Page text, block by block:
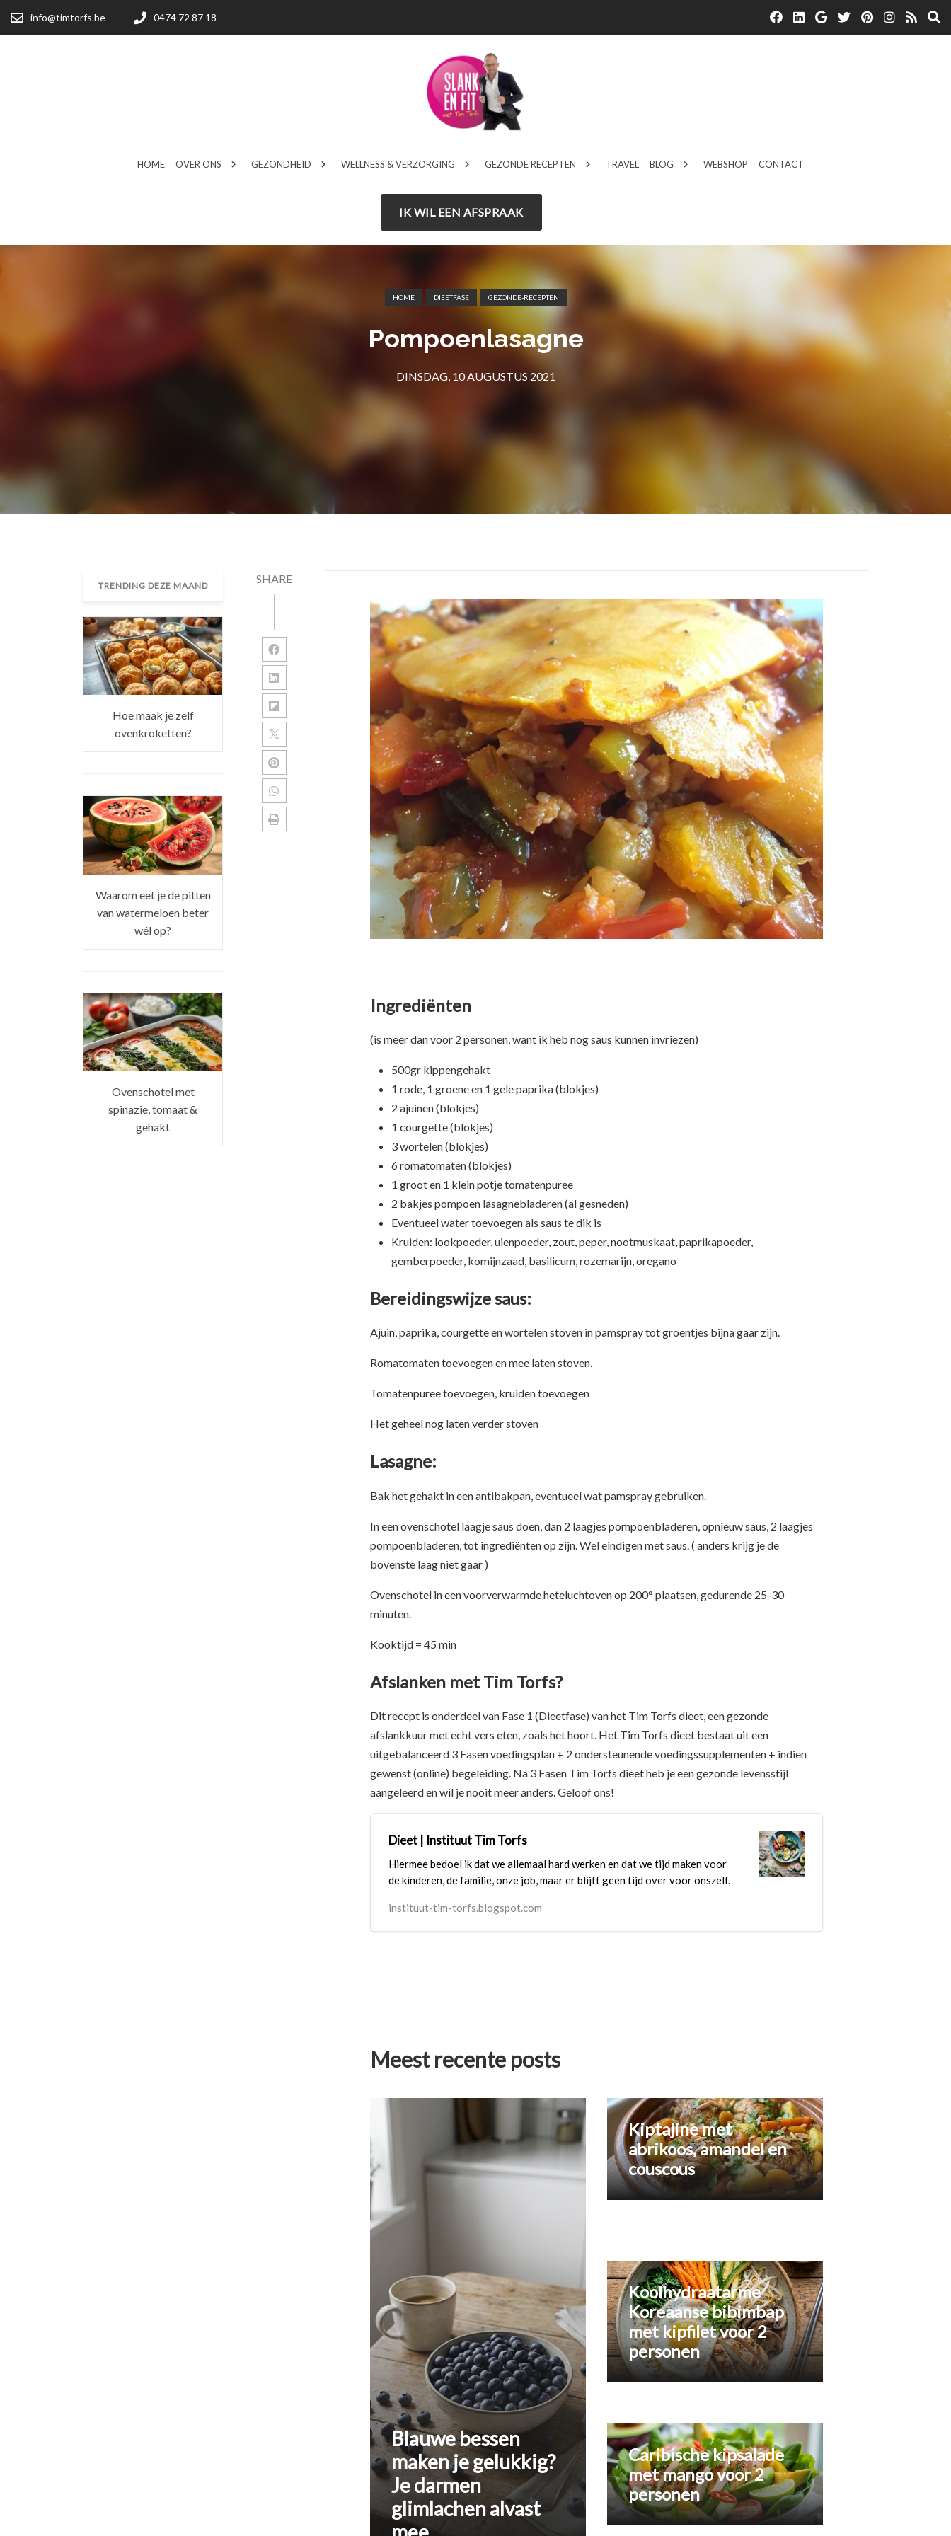
info@timtorfs.be 0474 72 87 18
HOME OVER ONS GEZONDHEID WELLNESS & VERZORGING GEZONDE RECEPTEN TRAVEL BLOG WEBSHOP CONTACT
IK WIL EEN AFSPRAAK
HOME DIEETFASE GEZONDE-RECEPTEN
Pompoenlasagne
DINSDAG, 10 AUGUSTUS 2021
SHARE
Ingrediënten
(is meer dan voor 2 personen, want ik heb nog saus kunnen invriezen)
500gr kippengehakt
1 rode, 1 groene en 1 gele paprika (blokjes)
2 ajuinen (blokjes)
1 courgette (blokjes)
3 wortelen (blokjes)
6 romatomaten (blokjes)
1 groot en 1 klein potje tomatenpuree
2 bakjes pompoen lasagnebladeren (al gesneden)
Eventueel water toevoegen als saus te dik is
Kruiden: lookpoeder, uienpoeder, zout, peper, nootmuskaat, paprikapoeder,
gemberpoeder, komijnzaad, basilicum, rozemarijn, oregano
Bereidingswijze saus:
Ajuin, paprika, courgette en wortelen stoven in pamspray tot groentjes bijna gaar zijn.
Romatomaten toevoegen en mee laten stoven.
Tomatenpuree toevoegen, kruiden toevoegen
Het geheel nog laten verder stoven
Lasagne:
Bak het gehakt in een antibakpan, eventueel wat pamspray gebruiken.
In een ovenschotel laagje saus doen, dan 2 laagjes pompoenbladeren, opnieuw saus, 2 laagjes
pompoenbladeren, tot ingrediënten op zijn. Wel eindigen met saus. ( anders krijg je de
bovenste laag niet gaar )
Ovenschotel in een voorverwarmde heteluchtoven op 200° plaatsen, gedurende 25-30
minuten.
Kooktijd = 45 min
Afslanken met Tim Torfs?
Dit recept is onderdeel van Fase 1 (Dieetfase) van het Tim Torfs dieet, een gezonde
afslankkuur met echt vers eten, zoals het hoort. Het Tim Torfs dieet bestaat uit een
uitgebalanceerd 3 Fasen voedingsplan + 2 ondersteunende voedingssupplementen + indien
gewenst (online) begeleiding. Na 3 Fasen Tim Torfs dieet heb je een gezonde levensstijl
aangeleerd en wil je nooit meer anders. Geloof ons!
Dieet | Instituut Tim Torfs
Hiermee bedoel ik dat we allemaal hard werken en dat we tijd maken voor
de kinderen, de familie, onze job, maar er blijft geen tijd over voor onszelf.
instituut-tim-torfs.blogspot.com
Meest recente posts
Blauwe bessen
maken je gelukkig?
Je darmen
glimlachen alvast
Kiptajine met
abrikoos, amandel en
couscous
Koolhydraatarme
Koreaanse bibimbap
met kipfilet voor 2
personen
Caribische kipsalade
met mango voor 2
personen
TRENDING DEZE MAAND
Hoe maak je zelf
ovenkroketten?
Waarom eet je de pitten
van watermeloen beter
wél op?
Ovenschotel met
spinazie, tomaat &
gehakt